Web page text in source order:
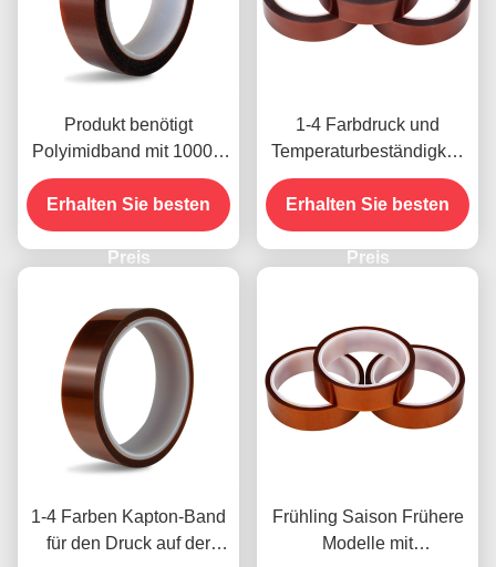
Produkt benötigt
Polyimidband mit 1000V
Spannungsfestigkeit
Erhalten Sie besten
Preis
1-4 Farbdruck und
Temperaturbeständigkeit
-10C-80C
Zahlungsmethode mit
Kreditkarte für frühere
Modelle
Erhalten Sie besten
Preis
1-4 Farben Kapton-Band
für den Druck auf der
Frühling Saison Frühere
Modelle mit